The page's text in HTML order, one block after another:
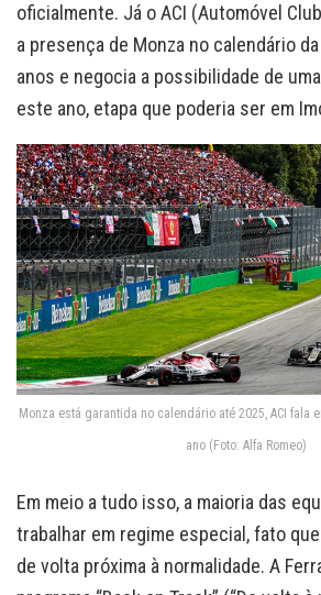
oficialmente. Já o ACI (Automóvel
a presença de Monza no calendário
anos e negocia a possibilidade de
este ano, etapa que poderia ser em
Monza está garantida no calendário até 2025, ACI fala
ano (Foto: Alfa Romeo)
Em meio a tudo isso, a maioria das
trabalhar em regime especial, fato
de volta próxima à normalidade. A